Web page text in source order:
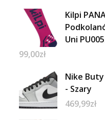
Kilpi
Uni
99,00zł
Nike
- Szary
469,99zł